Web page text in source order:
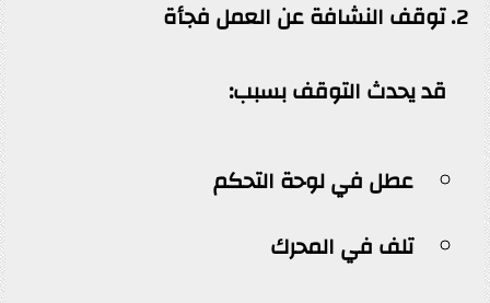
2. توقف النشافة عن العمل فجأة
قد يحدث التوقف بسبب:
عطل في لوحة التحكم
تلف في المحرك